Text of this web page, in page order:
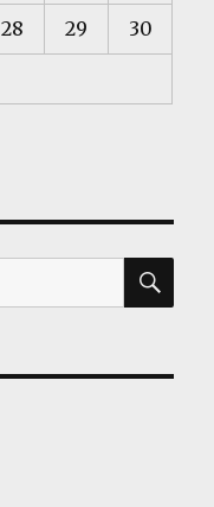
28 29 30